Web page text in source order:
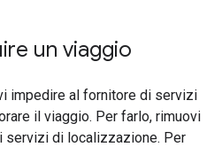
un viaggio
impedire al fornitore di servizi
il viaggio. Per farlo, rimuovi
servizi di localizzazione. Per